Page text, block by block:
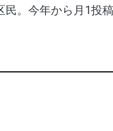
。今年から月1投